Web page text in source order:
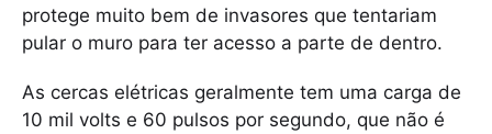
protege muito bem de invasores que tentariam
pular o muro para ter acesso a parte de dentro.
As cercas elétricas geralmente tem uma carga de
10 mil volts e 60 pulsos por segundo, que não é